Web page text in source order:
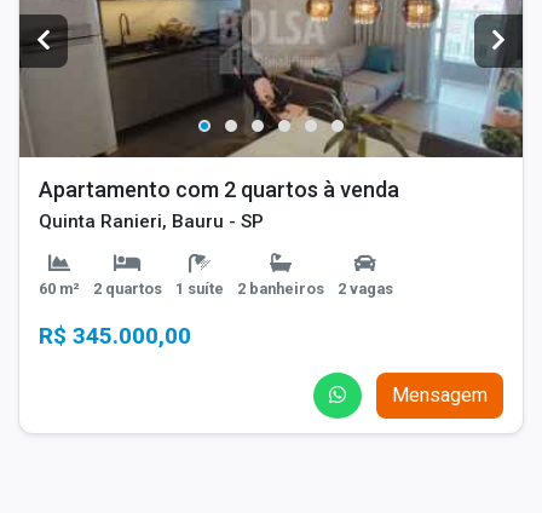
Apartamento com 2 quartos à venda
Quinta Ranieri, Bauru - SP
60 m² 2 quartos 1 suíte 2 banheiros 2 vagas
R$ 345.000,00
Mensagem